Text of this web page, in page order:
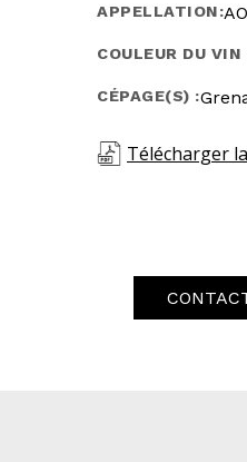
APPELLATION:
COULEUR DU VIN
CÉPAGE(S) :
Télécharger